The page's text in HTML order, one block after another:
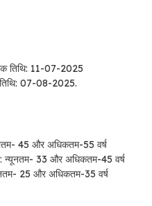
तिथि: 11-07-2025
07-08-2025.
45 और अधिकतम-55 वर्ष
न्यूनतम- 33 और अधिकतम-45 वर्ष
25 और अधिकतम-35 वर्ष